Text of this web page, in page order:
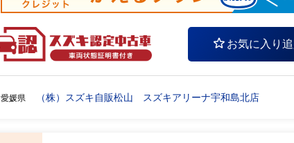
お気に入り
愛媛県 （株）スズキ自販松山 スズキアリーナ宇和島北店